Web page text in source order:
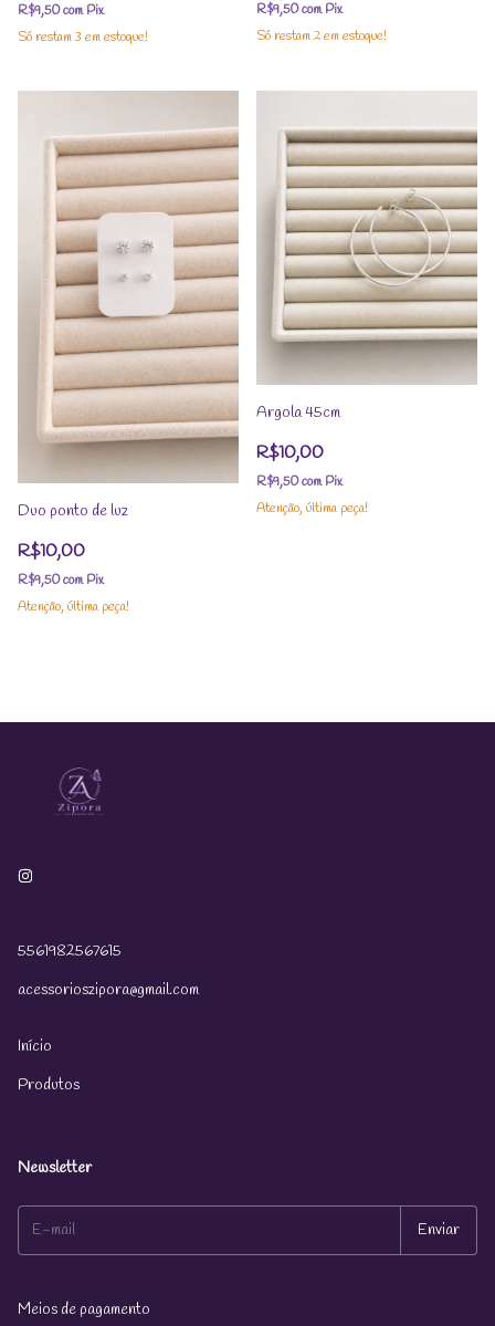
R$9,50com Pix
Só restam3 em estoque!
R$9,50com Pix
Só restam2em estoque!
Duo ponto de luz
R$10,00
R$9,50com Pix
Atenção, última peça!
Argola 45cm
R$10,00
R$9,50com Pix
Atenção, última peça!
5561982567615
acessorioszipora@gmail.com
Início
Produtos
Newsletter
Meios de pagamento